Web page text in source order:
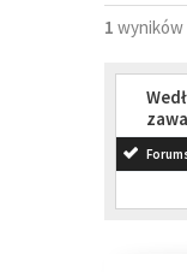
1 wyników